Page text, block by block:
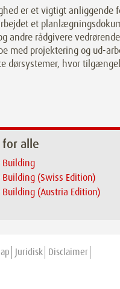
er et vigtigt anliggende
et
andre rådgivere
med projektering og ud-
dørsystemer, hvor
alle
Building
Building (Swiss Edition)
Building (Austria Edition)
Juridisk Disclaimer